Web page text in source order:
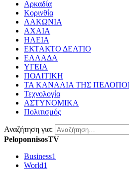
Αρκαδία
Κορινθία
ΛΑΚΩΝΙΑ
ΑΧΑΙΑ
ΗΛΕΙΑ
ΕΚΤΑΚΤΟ ΔΕΛΤΙΟ
ΕΛΛΑΔΑ
ΥΓΕΙΑ
ΠΟΛΙΤΙΚΗ
ΤΑ ΚΑΝΑΛΙΑ ΤΗΣ
Τεχνολογία
ΑΣΤΥΝΟΜΙΚΑ
Πολιτισμός
Αναζήτηση για:
PeloponnisosTV
Business1
World1